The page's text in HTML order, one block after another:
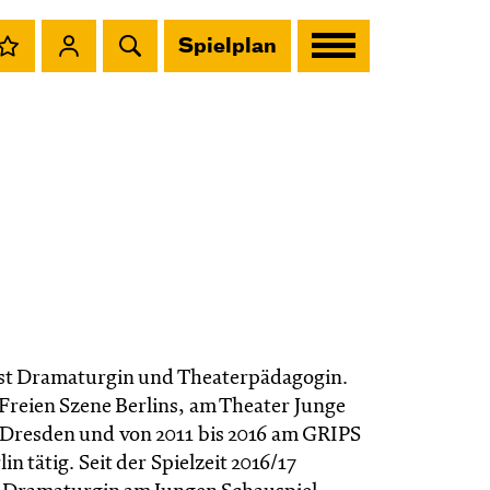
Spielplan
Dramaturgin und Theaterpädagogin.
Szene Berlins, am Theater Junge
und von 2011 bis 2016 am GRIPS
tätig. Seit der Spielzeit 2016/17